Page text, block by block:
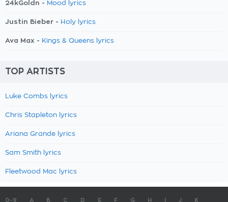
24kGoldn - Mood lyrics
Justin Bieber - Holy lyrics
Ava Max - Kings & Queens lyrics
TOP ARTISTS
Luke Combs lyrics
Chris Stapleton lyrics
Ariana Grande lyrics
Sam Smith lyrics
Fleetwood Mac lyrics
0-9 A B C D E F G H J K